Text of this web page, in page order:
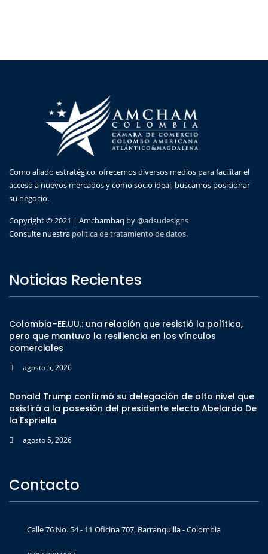
Como aliado estratégico, ofrecemos diversos medios para facilitar el
acceso a nuevos mercados y como socio ideal, buscamos posicionar
su negocio.
Copyright © 2021 | Amchambaq by@adsudesigns
Consulte nuestra politica de tratamiento de datos.
Noticias Recientes
Colombia–EE.UU.: una relación que resistió la política,
pero que mantuvo la resiliencia en los vínculos
comerciales
agosto 5, 2026
Donald Trump confirmó su delegación de alto nivel que
asistirá a la posesión del presidente electo Abelardo De
la Espriella
agosto 5, 2026
Contacto
Calle 76 No. 54 - 11 Oficina 707, Barranquilla - Colombia